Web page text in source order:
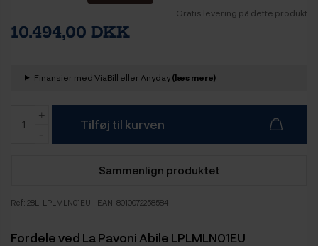
Gratis levering på dette produkt
10.494,00 DKK
Finansier med ViaBill eller Anyday(læs mere)
Tilføj til kurven
Sammenlign produktet
Ref: 28L-LPLMLN01EU - EAN: 8010072258584
Fordele ved La Pavoni Abile LPLMLN01EU